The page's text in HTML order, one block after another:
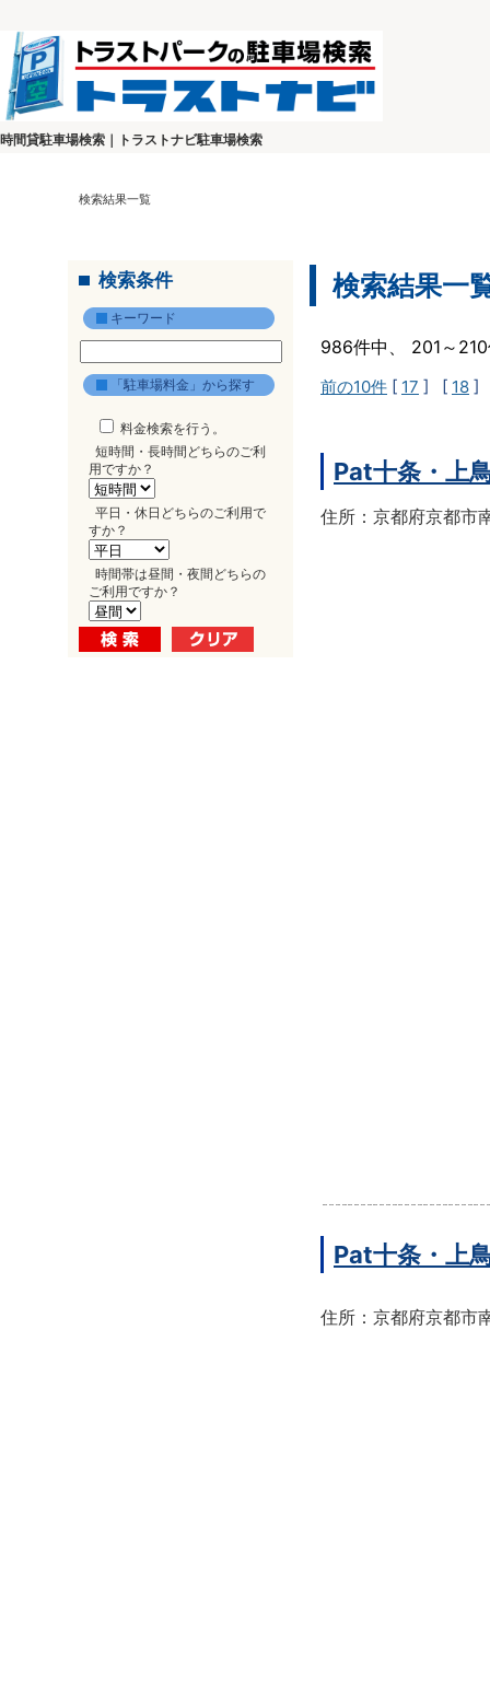
時間貸駐車場検索｜トラストナビ駐車場検索
検索結果一覧
検索条件
キーワード
「駐車場料金」から探す
料金検索を行う。
短時間・長時間どちらのご利
用ですか？
平日・休日どちらのご利用で
すか？
時間帯は昼間・夜間どちらの
ご利用ですか？
検索結果一
986件中、 201～
前の10件 [ 17 ] [ 18 ]
Pat十条・上
住所：京都府京都市
Pat十条・上
住所：京都府京都市